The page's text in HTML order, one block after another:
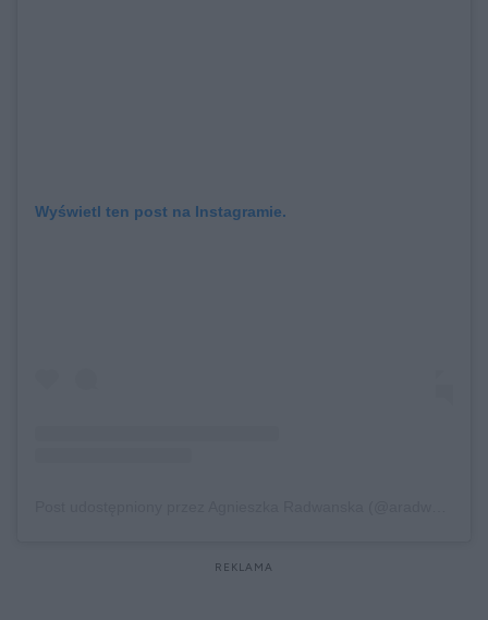
Wyświetl ten post na Instagramie.